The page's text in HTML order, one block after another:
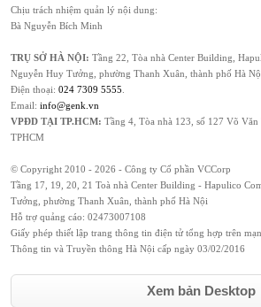
Chịu trách nhiệm quản lý nội dung:
Bà Nguyễn Bích Minh
TRỤ SỞ HÀ NỘI: Tầng 22, Tòa nhà Center Building,
Nguyễn Huy Tưởng, phường Thanh Xuân, thành phố Hà
Điện thoại: 024 7309 5555
Email: info@genk.vn
VPĐD TẠI TP.HCM: Tầng 4, Tòa nhà 123, số 127 Võ Văn
TPHCM
© Copyright 2010 - 2026 - Công ty Cổ phần VCCorp
Tầng 17, 19, 20, 21 Toà nhà Center Building - Hapulico
Tưởng, phường Thanh Xuân, thành phố Hà Nội
Hỗ trợ quảng cáo: 02473007108
Giấy phép thiết lập trang thông tin điện tử tổng hợp trên
Thông tin và Truyền thông Hà Nội cấp ngày 03/02/2016
Xem bản Desktop